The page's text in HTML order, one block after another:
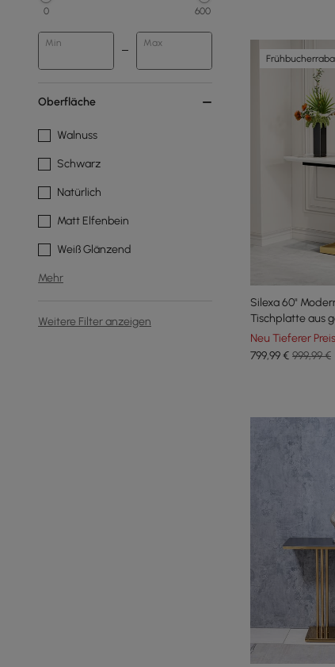
0 600
Min Max
Oberfläche
Walnuss
Schwarz
Natürlich
Matt Elfenbein
Weiß Glänzend
Mehr
Weitere Filter anzeigen
Silexa 60"
Tischplatte aus
Neu Tieferer Preis
799,99€ 999,99 €